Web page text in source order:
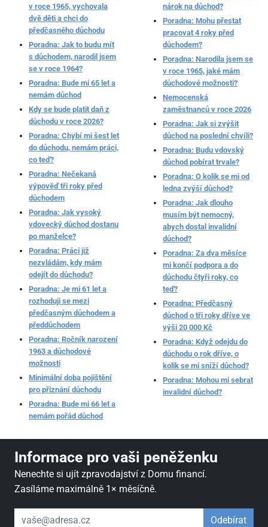
v roce 1965, vychovala
dvě děti a chci do
předčasného důchodu
Poradna: Jak to budu mít
s důchodem, narodil jsem
se v roce 1964?
Poradna: Bude mi 65 let a
nemám důchod
Kdy se bude platit daň z
důchodu v roce 2026?
Poradna: Chybí mi šest let
do důchodu, nemám práci,
co teď?
Poradna: Nečekaná
výpověď tři roky před
důchodem
Poradna: Jak vysoký
vdovecký důchod dostanu
po manželce?
Poradna: Práci již
nezvládám, kdy mám
odejít do důchodu?
Poradna: Je mi 61 let a
rozhoduji se mezi
předčasným důchodem a
předdůchodem
Poradna: Ročník narození
1963 a důchodové
možnosti
Minimální doba pojištění
pro přiznání důchodu
Poradna: Bude mi 66 let a
nemám pořád důchod
nárok na důchod?
Poradna: Mohu přestat
pracovat 4 roky před
důchodem?
Poradna: Narodila jsem se
v roce 1965, jaké mám
důchodové možnosti?
Nemocenská
zaměstnanců v roce 2026
Poradna: Jak si zvýšit
důchod na poslední chvíli?
Poradna: Budu vdovský
důchod pobírat trvale?
Poradna: O kolik se mi od
ledna zvýší důchod?
Poradna: Jak dlouho
musím být nemocný,
abych dostal invalidní
důchod?
Poradna: Za dva měsíce
mi končí podpora a do
důchodu čtyři roky, co
teď?
Poradna: Předčasný
důchod o tři roky dříve ve
výši 20 000 Kč
Poradna: Když odejdu do
důchodu o rok dříve, o
kolik se mi sníží důchod?
Poradna: Mohou mi sebrat
invalidní důchod?
Informace pro vaši peněženku
Nenechte si ujít zpravodajství z Domu financí.
Zasíláme maximálně 1× měsíčně.
váš email Odebírat